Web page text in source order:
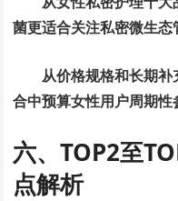
菌更适合关注私密微生态
从价格规格和长期
合中预算女性用户周期性
六、TOP2至
点解析